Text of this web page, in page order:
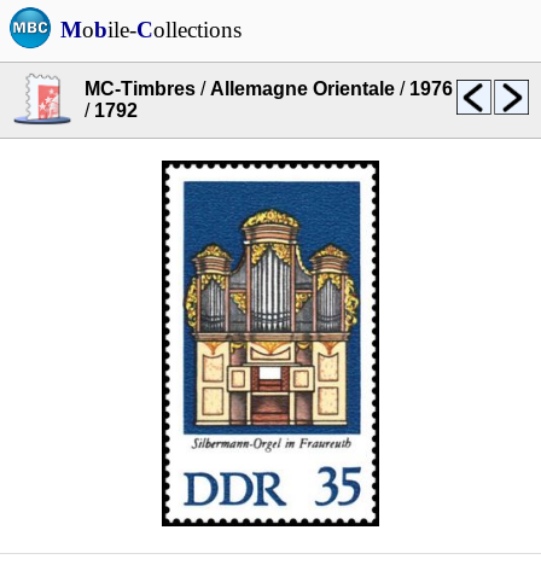
Mobile-Collections
MC-Timbres /Allemagne Orientale / 1976
/ 1792